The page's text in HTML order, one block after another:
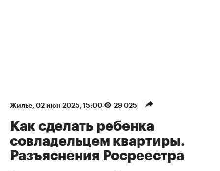
Жилье⁠, 02 июн 2025, 15:00 29 025
Как сделать ребенка
совладельцем квартиры.
Разъяснения Росреестра